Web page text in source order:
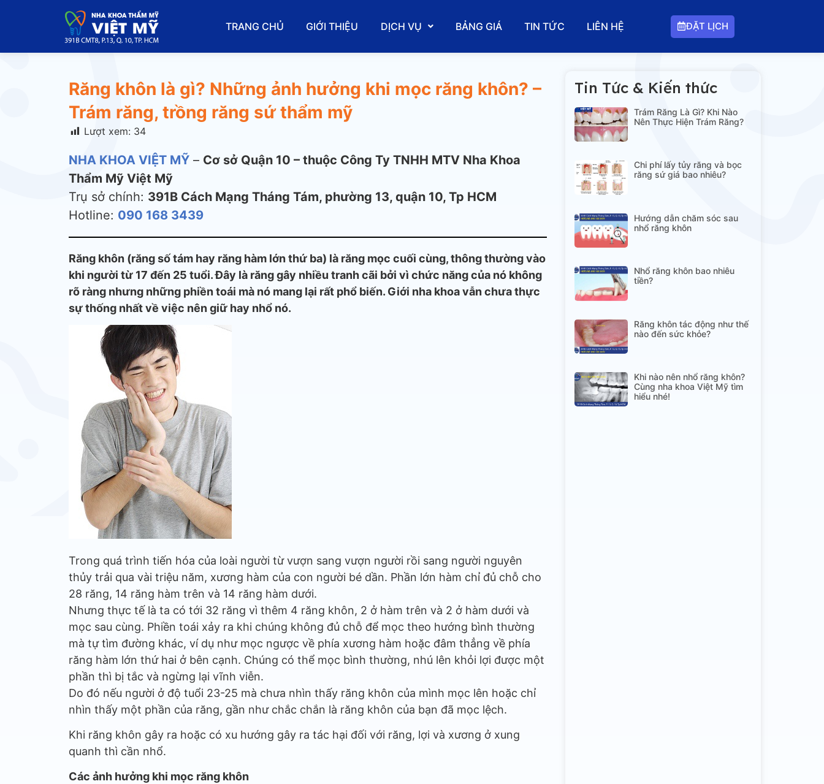
TRANG CHỦ GIỚI THIỆU DỊCH VỤ BẢNG GIÁ TIN TỨC LIÊN HỆ ĐẶT LỊCH
Răng khôn là gì? Những ảnh hưởng khi mọc răng khôn? –
Trám răng, trồng răng sứ thẩm mỹ
Lượt xem: 34
NHA KHOA VIỆT MỸ – Cơ sở Quận 10 – thuộc Công Ty TNHH MTV Nha Khoa
Thẩm Mỹ Việt Mỹ
Trụ sở chính: 391B Cách Mạng Tháng Tám, phường 13, quận 10, Tp HCM
Hotline: 090 168 3439
Răng khôn (răng số tám hay răng hàm lớn thứ ba) là răng mọc cuối cùng, thông thường vào
khi người từ 17 đến 25 tuổi. Đây là răng gây nhiều tranh cãi bởi vì chức năng của nó không
rõ ràng nhưng những phiền toái mà nó mang lại rất phổ biến. Giới nha khoa vẫn chưa thực
sự thống nhất về việc nên giữ hay nhổ nó.
Trong quá trình tiến hóa của loài người từ vượn sang vượn người rồi sang người nguyên
thủy trải qua vài triệu năm, xương hàm của con người bé dần. Phần lớn hàm chỉ đủ chỗ cho
28 răng, 14 răng hàm trên và 14 răng hàm dưới.
Nhưng thực tế là ta có tới 32 răng vì thêm 4 răng khôn, 2 ở hàm trên và 2 ở hàm dưới và
mọc sau cùng. Phiền toái xảy ra khi chúng không đủ chỗ để mọc theo hướng bình thường
mà tự tìm đường khác, ví dụ như mọc ngược về phía xương hàm hoặc đâm thẳng về phía
răng hàm lớn thứ hai ở bên cạnh. Chúng có thể mọc bình thường, nhú lên khỏi lợi được một
phần thì bị tắc và ngừng lại vĩnh viễn.
Do đó nếu người ở độ tuổi 23-25 mà chưa nhìn thấy răng khôn của mình mọc lên hoặc chỉ
nhìn thấy một phần của răng, gần như chắc chắn là răng khôn của bạn đã mọc lệch.
Khi răng khôn gây ra hoặc có xu hướng gây ra tác hại đối với răng, lợi và xương ở xung
quanh thì cần nhổ.
Các ảnh hưởng khi mọc răng khôn
Tin Tức & Kiến thức
Trám Răng Là Gì? Khi Nào
Nên Thực Hiện Trám Răng?
Chi phí lấy tủy răng và bọc
răng sứ giá bao nhiêu?
Hướng dẫn chăm sóc sau
nhổ răng khôn
Nhổ răng khôn bao nhiêu
tiền?
Răng khôn tác động như thế
nào đến sức khỏe?
Khi nào nên nhổ răng khôn?
Cùng nha khoa Việt Mỹ tìm
hiểu nhé!